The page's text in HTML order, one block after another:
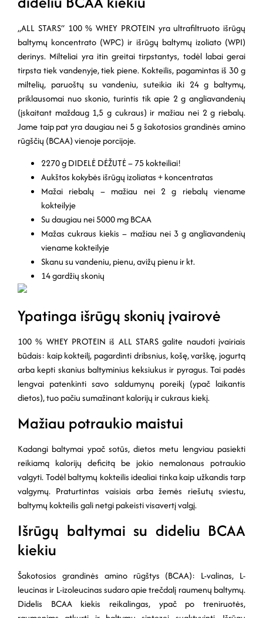
„ALL STARS“ 100 % WHEY PROTEIN yra ultrafiltruoto išrūgų
baltymų koncentrato (WPC) ir išrūgų baltymų izoliato (WPI)
derinys. Milteliai yra itin greitai tirpstantys, todėl labai gerai
tirpsta tiek vandenyje, tiek piene. Kokteilis, pagamintas iš 30 g
miltelių, paruoštų su vandeniu, suteikia iki 24 g baltymų,
priklausomai nuo skonio, turintis tik apie 2 g angliavandenių
(įskaitant maždaug 1,5 g cukraus) ir mažiau nei 2 g riebalų.
Jame taip pat yra daugiau nei 5 g šakotosios grandinės amino
rūgščių (BCAA) vienoje porcijoje.
2270 g DIDELĖ DĖŽUTĖ – 75 kokteiliai!
Aukštos kokybės išrūgų izoliatas + koncentratas
Mažai riebalų – mažiau nei 2 g riebalų viename
kokteilyje
Su daugiau nei 5000 mg BCAA
Mažas cukraus kiekis – mažiau nei 3 g angliavandenių
viename kokteilyje
Skanu su vandeniu, pienu, avižų pienu ir kt.
14 gardžių skonių
Ypatinga išrūgų skonių įvairovė
100 % WHEY PROTEIN iš ALL STARS galite naudoti įvairiais
būdais: kaip kokteilį, pagardinti dribsnius, košę, varškę, jogurtą
arba kepti skanius baltyminius keksiukus ir pyragus. Tai padės
lengvai patenkinti savo saldumynų poreikį (ypač laikantis
dietos), tuo pačiu sumažinant kalorijų ir cukraus kiekį.
Mažiau potraukio maistui
Kadangi baltymai ypač sotūs, dietos metu lengviau pasiekti
reikiamą kalorijų deficitą be jokio nemalonaus potraukio
valgyti. Todėl baltymų kokteilis idealiai tinka kaip užkandis tarp
valgymų. Praturtintas vaisiais arba žemės riešutų sviestu,
baltymų kokteilis gali netgi pakeisti visavertį valgį.
Išrūgų baltymai su dideliu BCAA
kiekiu
Šakotosios grandinės amino rūgštys (BCAA): L-valinas, L-
leucinas ir L-izoleucinas sudaro apie trečdalį raumenų baltymų.
Didelis BCAA kiekis reikalingas, ypač po treniruotės,